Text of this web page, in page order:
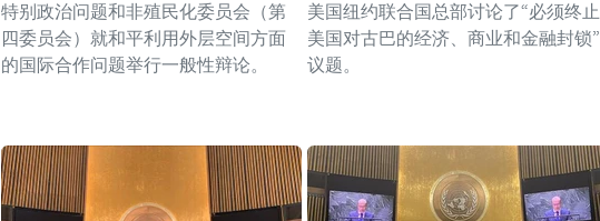
特别政治问题和非殖民化委员会（第
四委员会）就和平利用外层空间方面
的国际合作问题举行一般性辩论。
美国纽约联合国总部讨论了“必须终止
美国对古巴的经济、商业和金融封锁”
议题。